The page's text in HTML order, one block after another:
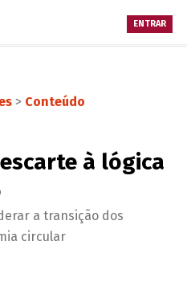
ENTRAR
> Conteúdo
à lógica
a transição dos
circular